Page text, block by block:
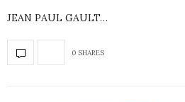
JEAN PAUL GAULT…
0 SHARES